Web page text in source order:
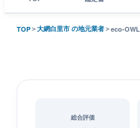
TOP＞大網白里市 の地元業者＞eco-OWL
総合評価